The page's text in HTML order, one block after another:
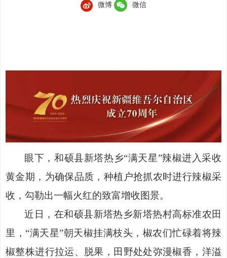
微博 微信
眼下，和硕县新塔热乡“满天星”辣椒进入采收
黄金期，为确保品质，种植户抢抓农时进行辣椒采
收，勾勒出一幅火红的致富增收图景。
近日，在和硕县新塔热乡新塔热村高标准农田
里， “满天星”朝天椒挂满枝头，椒农们忙碌着将辣
椒整株进行拉运、脱果，田野处处弥漫椒香，洋溢